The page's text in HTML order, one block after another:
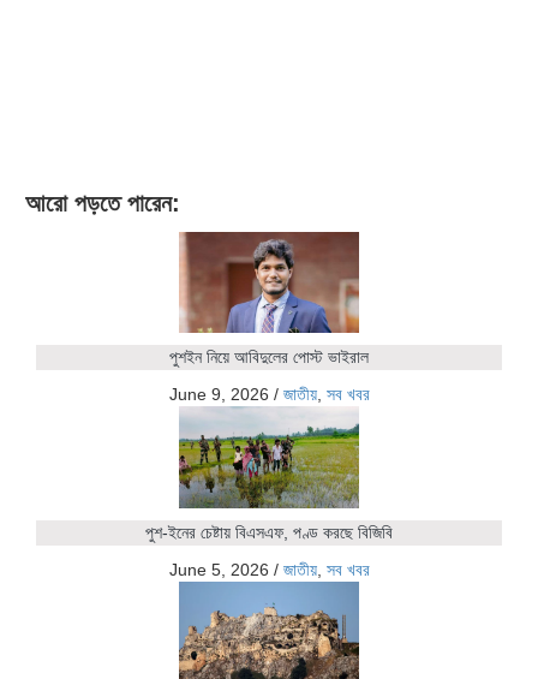
আরো পড়তে পারেন:
পুশইন নিয়ে আবিদুলের পোস্ট ভাইরাল
June 9, 2026 / জাতীয়, সব খবর
পুশ-ইনের চেষ্টায় বিএসএফ, পণ্ড করছে বিজিবি
June 5, 2026 / জাতীয়, সব খবর